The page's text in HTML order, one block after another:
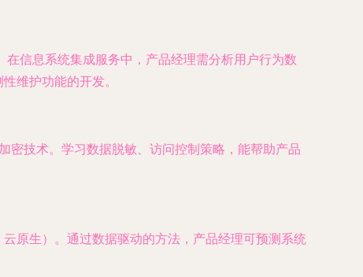
信息系统集成服务中，产品经理需分析用户行为数
维护功能的开发。
密技术。学习数据脱敏、访问控制策略，能帮助产品
原生）。通过数据驱动的方法，产品经理可预测系统